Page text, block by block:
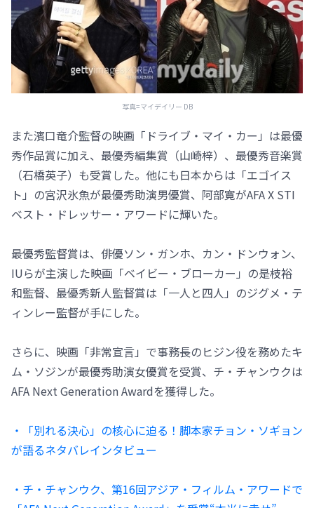
写真=マイデイリー DB
また濱口竜介監督の映画「ドライブ・マイ・カー」は最優
秀作品賞に加え、最優秀編集賞（山崎梓）、最優秀音楽賞
（石橋英子）も受賞した。他にも日本からは「エゴイス
ト」の宮沢氷魚が最優秀助演男優賞、阿部寛がAFA X STI
ベスト・ドレッサー・アワードに輝いた。
最優秀監督賞は、俳優ソン・ガンホ、カン・ドンウォン、
IUらが主演した映画「ベイビー・ブローカー」の是枝裕
和監督、最優秀新人監督賞は「一人と四人」のジグメ・テ
ィンレー監督が手にした。
さらに、映画「非常宣言」で事務長のヒジン役を務めたキ
ム・ソジンが最優秀助演女優賞を受賞、チ・チャンウクは
AFA Next Generation Awardを獲得した。
・「別れる決心」の核心に迫る！脚本家チョン・ソギョン
が語るネタバレインタビュー
・チ・チャンウク、第16回アジア・フィルム・アワードで